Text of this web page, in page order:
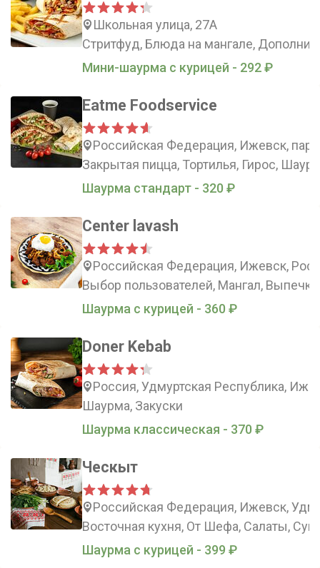
Школьная улица, 27А
Стритфуд, Блюда на мангале,
Мини-шаурма с курицей - 292 ₽
Eatme Foodservice
Российская Федерация, Ижевск,
Закрытая пицца, Тортилья, Гирос,
Шаурма стандарт - 320 ₽
Center lavash
Российская Федерация, Ижевск,
Выбор пользователей, Мангал,
Шаурма с курицей - 360 ₽
Doner Kebab
Россия, Удмуртская Республика,
Шаурма, Закуски
Шаурма классическая - 370 ₽
Ческыт
Российская Федерация, Ижевск,
Восточная кухня, От Шефа, Салаты,
Шаурма с курицей - 399 ₽